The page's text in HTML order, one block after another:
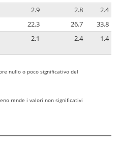
2.9 2.8
2.4
22.3 26.7
33.8
2.1 2.4 1.4
nullo o poco significativo del
rende i valori non significativi